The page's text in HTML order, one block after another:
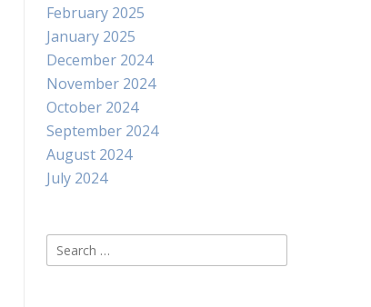
February 2025
January 2025
December 2024
November 2024
October 2024
September 2024
August 2024
July 2024
Search
for: